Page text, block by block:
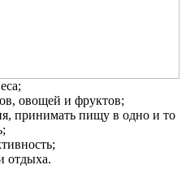
овощей и фруктов;
принимать пищу в одно и то
отдыха.